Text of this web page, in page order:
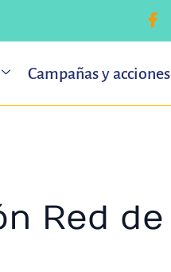
Campañas y acciones
Red de